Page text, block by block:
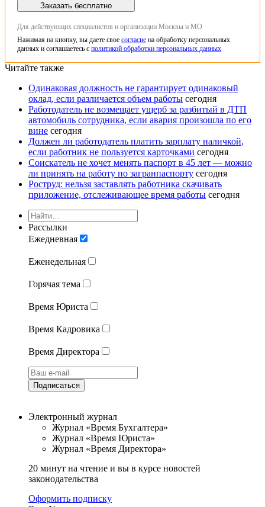
Заказать бесплатно
Для действующих специалистов и организации Москвы и МО
Нажимая на кнопку, вы даете свое согласие на обработку персональных
данных и соглашаетесь с политикой обработки персональных данных
Читайте также
Одинаковая должность не гарантирует одинаковый
оклад, если различается объем работы сегодня
Работодатель не возмещает ущерб за разбитый в ДТП
автомобиль сотрудника, если авария произошла по его
вине сегодня
Должен ли работодатель платить зарплату наличкой,
если работник не пользуется карточками сегодня
Соискатель не хочет менять паспорт в 45 лет — можно
ли принять на работу по загранпаспорту сегодня
Роструд: нельзя заставлять работника скачивать
приложение, отслеживающее время работы сегодня
Рассылки
Ежедневная
Еженедельная
Горячая тема
Время Юриста
Время Кадровика
Время Директора
Подписаться
Электронный журнал
Журнал «Время Бухгалтера»
Журнал «Время Юриста»
Журнал «Время Директора»
20 минут на чтение и вы в курсе новостей
законодательства
Оформить подписку